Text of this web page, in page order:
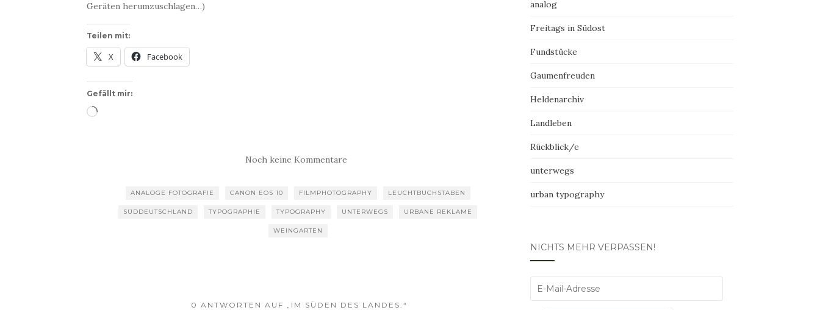
Geräten herumzuschlagen…)
Teilen mit:
X Facebook
Gefällt mir:
Wird
Noch keine Kommentare
ANALOGE FOTOGRAFIE CANON EOS 10 FILMPHOTOGRAPHY LEUCHTBUCHSTABEN
SÜDDEUTSCHLAND TYPOGRAPHIE TYPOGRAPHY UNTERWEGS URBANE REKLAME
WEINGARTEN
0 ANTWORTEN AUF „IM SÜDEN DES LANDES.“
analog
Freitags in Südost
Fundstücke
Gaumenfreuden
Heldenarchiv
Landleben
Rückblick/e
unterwegs
urban typography
NICHTS MEHR VERPASSEN!
E-